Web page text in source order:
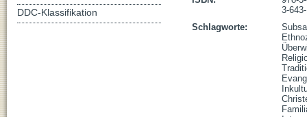
3-
Schlagworte:
DDC-Klassifikation